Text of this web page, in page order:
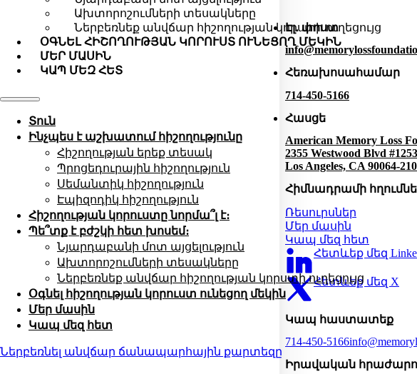
Ախտորոշումների տեսակները
Ներբեռնեք անվճար հիշողության կորստի ուղեցույց
ՕԳՆԵԼ ՀԻՇՈՂՈՒԹՅԱՆ ԿՈՐՈՒՍՏ ՈՒՆԵՑՈՂ ՄԵԿԻՆ
ՄԵՐ ՄԱՍԻՆ
ԿԱՊ ՄԵԶ ՀԵՏ
Տուն
Ինչպես է աշխատում հիշողությունը
Հիշողության երեք տեսակ
Պրոցեդուրային հիշողություն
Սեմանտիկ հիշողություն
Էպիզոդիկ հիշողություն
Հիշողության կորուստը նորմա՞լ է։
Պե՞տք է բժշկի հետ խոսեմ։
Նյարդաբանի մոտ այցելություն
Ախտորոշումների տեսակները
Ներբեռնեք անվճար հիշողության կորստի ուղեցույց
Օգնել հիշողության կորուստ ունեցող մեկին
Մեր մասին
Կապ մեզ հետ
Ներբեռնել անվճար ճանապարհային քարտեզը
Էլ․ փոստ
Հեռախոսահամար
714-450-5166
Հասցե
American Memory Loss
2355 Westwood Blvd #1253
Los Angeles, CA 90064-
Հիմնադրամի
Ռեսուրսներ
Մեր մասին
Կապ մեզ հետ
Հետևեք մեզ
Հետևեք մեզ X
Կապ հաստատեք
714-450-5166
Իրավական